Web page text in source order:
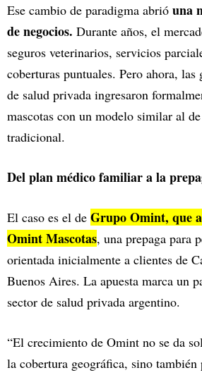
Ese cambio de paradigma abrió una
de negocios. Durante años, el
seguros veterinarios, servicios
coberturas puntuales. Pero ahora, las
de salud privada ingresaron
mascotas con un modelo similar al
tradicional.
Del plan médico familiar a la
El caso es el de Grupo Omint, que
Omint Mascotas, una prepaga para
orientada inicialmente a clientes de
Buenos Aires. La apuesta marca un
sector de salud privada argentino.
“El crecimiento de Omint no se da
la cobertura geográfica, sino